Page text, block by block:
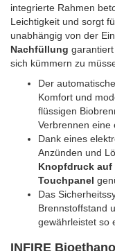
integrierte Rahmen
Leichtigkeit und sorgt
unabhängig von der
Nachfüllung
sich kümmern zu
Der
Komfort und
flüssigen
Verbrennen eine
Dank eines
Anzünden und
Knopfdruck auf
Touchpanel
Das
Brennstoffstand
gewährleistet so
INFIRE